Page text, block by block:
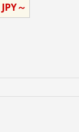
JPY～